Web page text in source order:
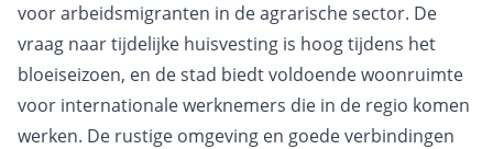
voor arbeidsmigranten in de agrarische sector. De
vraag naar tijdelijke huisvesting is hoog tijdens het
bloeiseizoen, en de stad biedt voldoende woonruimte
voor internationale werknemers die in de regio komen
werken. De rustige omgeving en goede verbindingen